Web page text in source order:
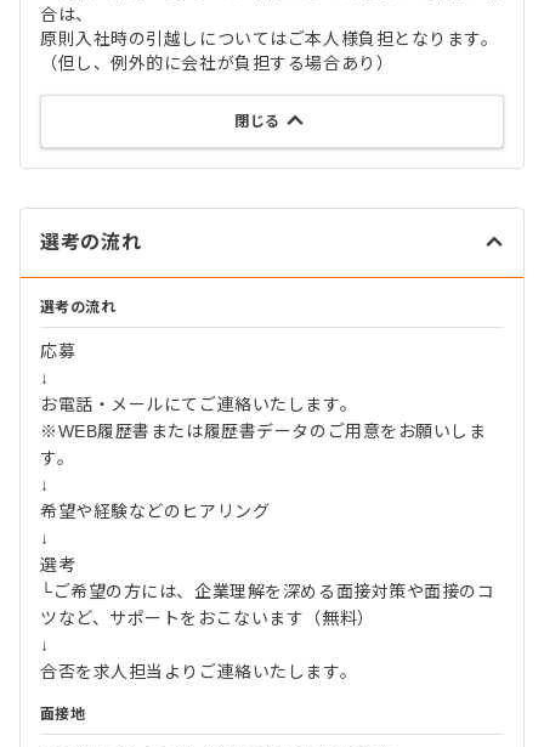
合は、
原則入社時の引越しについてはご本人様負担となります。
（但し、例外的に会社が負担する場合あり）
閉じる
選考の流れ
選考の流れ
応募
↓
お電話・メールにてご連絡いたします。
※WEB履歴書または履歴書データのご用意をお願いしま
す。
↓
希望や経験などのヒアリング
↓
選考
└ご希望の方には、企業理解を深める面接対策や面接のコ
ツなど、サポートをおこないます（無料）
↓
合否を求人担当よりご連絡いたします。
面接地